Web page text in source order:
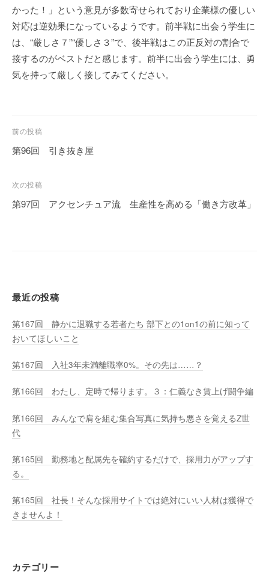
かった！」という意見が多数寄せられており企業様の優しい
対応は逆効果になっているようです。前半戦に出会う学生に
は、“厳しさ７”“優しさ３”で、後半戦はこの正反対の割合で
接するのがベストだと感じます。前半に出会う学生には、勇
気を持って厳しく接してみてください。
投
稿
ビ
ゲ
前の投稿
第96回 引き抜き屋
次の投稿
第97回 アクセンチュア流 生産性を高める「働き方改革」
最近の投稿
第167回 静かに退職する若者たち 部下との1on1の前に知って
おいてほしいこと
第167回 入社3年未満離職率0%。その先は……？
第166回 わたし、定時で帰ります。３：仁義なき賃上げ闘争編
第166回 みんなで肩を組む集合写真に気持ち悪さを覚えるZ世
代
第165回 勤務地と配属先を確約するだけで、採用力がアップす
る。
第165回 社長！そんな採用サイトでは絶対にいい人材は獲得で
きませんよ！
カテゴリー